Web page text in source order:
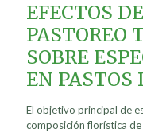
EFECTOS
PASTOREO
SOBRE
EN PASTOS
El objetivo principal de
composición florística